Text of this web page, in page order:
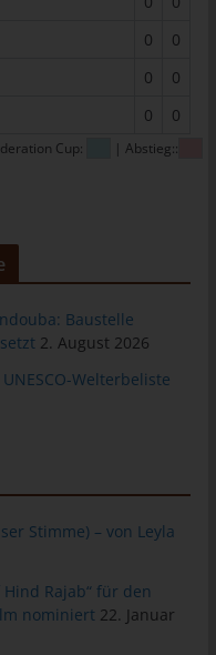
0
0
0
0
0 0
Cup:
| Abstieg::
Baustelle
2. August 2026
Welterbeliste
Stimme) – von Leyla
Rajab“ für den
nominiert 22. Januar
auf einem
werden.
Cookies. Viele
ID. Eine Cookie-ID
werden können, in dem
es den
den individuellen
Internetbrowsern,
Cookie-ID